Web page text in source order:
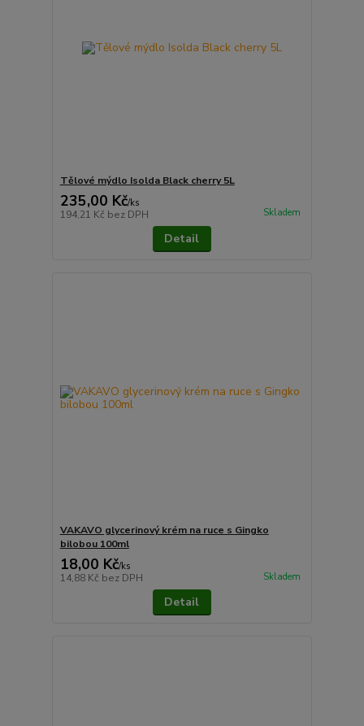
Tělové mýdlo Isolda Black cherry 5L
235,00 Kč/ks
194,21 Kč bez DPH Skladem
Detail
VAKAVO glycerinový krém na ruce s Gingko
bilobou 100ml
18,00 Kč/ks
14,88 Kč bez DPH Skladem
Detail